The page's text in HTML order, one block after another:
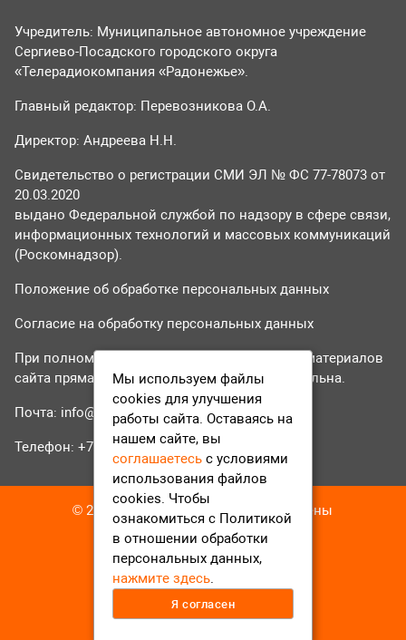
Учредитель: Муниципальное автономное учреждение
Сергиево-Посадского городского округа
«Телерадиокомпания «Радонежье».
Главный редактор: Перевозникова О.А.
Директор: Андреева Н.Н.
Свидетельство о регистрации СМИ ЭЛ № ФС 77-78073 от
20.03.2020
выдано Федеральной службой по надзору в сфере связи,
информационных технологий и массовых коммуникаций
(Роскомнадзор).
Положение об обработке персональных данных
Согласие на обработку персональных данных
При полном или частичном использовании материалов
сайта прямая гиперссылка на tvr24.tv обязательна.
Почта: info@tvr24.tv
Телефон: +7 (496) 551-04-95
© 2016-2023 ТВР24 Все права защищены
Мы используем файлы
cookies для улучшения
работы сайта. Оставаясь на
нашем сайте, вы
соглашаетесь с условиями
использования файлов
cookies. Чтобы
ознакомиться с Политикой
в отношении обработки
персональных данных,
нажмите здесь.
Я согласен